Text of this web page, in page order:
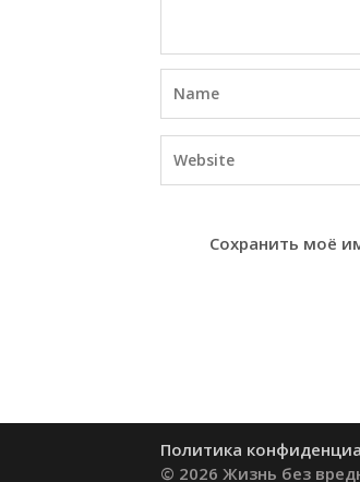
Сохранить моё
Политика
© 2026 Жизнь без